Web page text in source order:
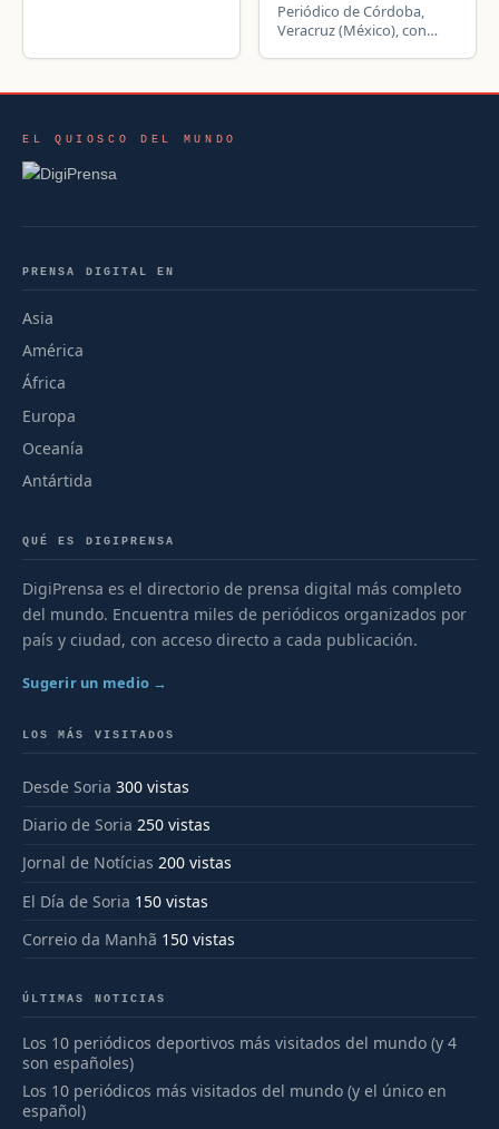
Periódico de Córdoba,
Veracruz (México), con
EL QUIOSCO DEL MUNDO
PRENSA DIGITAL EN
Asia
América
África
Europa
Oceanía
Antártida
QUÉ ES DIGIPRENSA
DigiPrensa es el directorio de prensa digital más completo
del mundo. Encuentra miles de periódicos organizados por
país y ciudad, con acceso directo a cada publicación.
Sugerir un medio →
LOS MÁS VISITADOS
Desde Soria 300 vistas
Diario de Soria 250 vistas
Jornal de Notícias 200 vistas
El Día de Soria 150 vistas
Correio da Manhã 150 vistas
ÚLTIMAS NOTICIAS
Los 10 periódicos deportivos más visitados del mundo (y 4
son españoles)
Los 10 periódicos más visitados del mundo (y el único en
español)